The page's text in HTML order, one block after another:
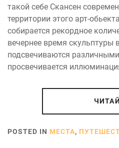
такой себе Скансен
территории этого арт-
собирается рекордное
вечернее время скульптуры
подсвечиваются
просвечивается
POSTED IN МЕСТА,